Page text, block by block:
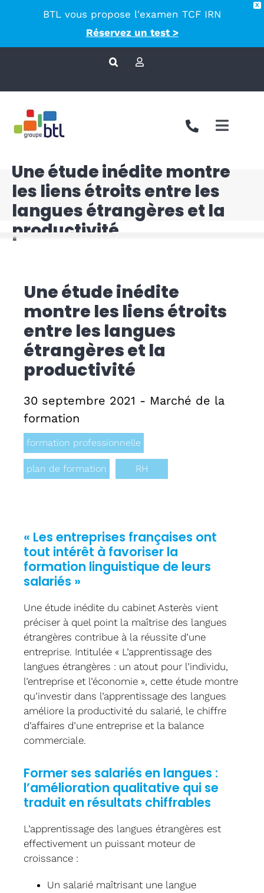
X
BTL vous propose l'examen TCF IRN
Réservez un test >
Toggle
Nous
Une étude inédite montre
les liens étroits entre les
langues étrangères et la
productivité
Une étude inédite
montre les liens étroits
entre les langues
étrangères et la
productivité
30 septembre 2021 - Marché de la
formation
formation professionnelle
plan de formation RH
« Les entreprises françaises ont
tout intérêt à favoriser la
formation linguistique de leurs
salariés »
Une étude inédite du cabinet Asterès vient
préciser à quel point la maîtrise des langues
étrangères contribue à la réussite d’une
entreprise. Intitulée « L’apprentissage des
langues étrangères : un atout pour l’individu,
l’entreprise et l’économie », cette étude montre
qu’investir dans l’apprentissage des langues
améliore la productivité du salarié, le chiffre
d’affaires d’une entreprise et la balance
commerciale.
Former ses salariés en langues :
l’amélioration qualitative qui se
traduit en résultats chiffrables
L’apprentissage des langues étrangères est
effectivement un puissant moteur de
croissance :
Un salarié maîtrisant une langue